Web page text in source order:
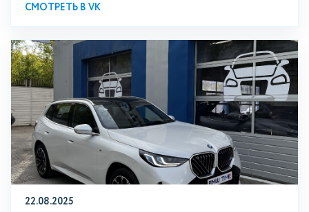
СМОТРЕТЬ В VK
22.08.2025